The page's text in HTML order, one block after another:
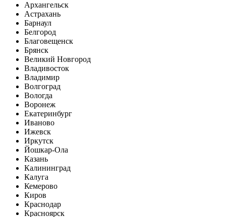
Архангельск
Астрахань
Барнаул
Белгород
Благовещенск
Брянск
Великий Новгород
Владивосток
Владимир
Волгоград
Вологда
Воронеж
Екатеринбург
Иваново
Ижевск
Иркутск
Йошкар-Ола
Казань
Калининград
Калуга
Кемерово
Киров
Краснодар
Красноярск